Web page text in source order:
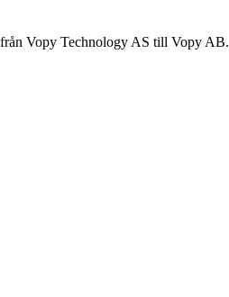
Vopy Technology AS till Vopy AB.